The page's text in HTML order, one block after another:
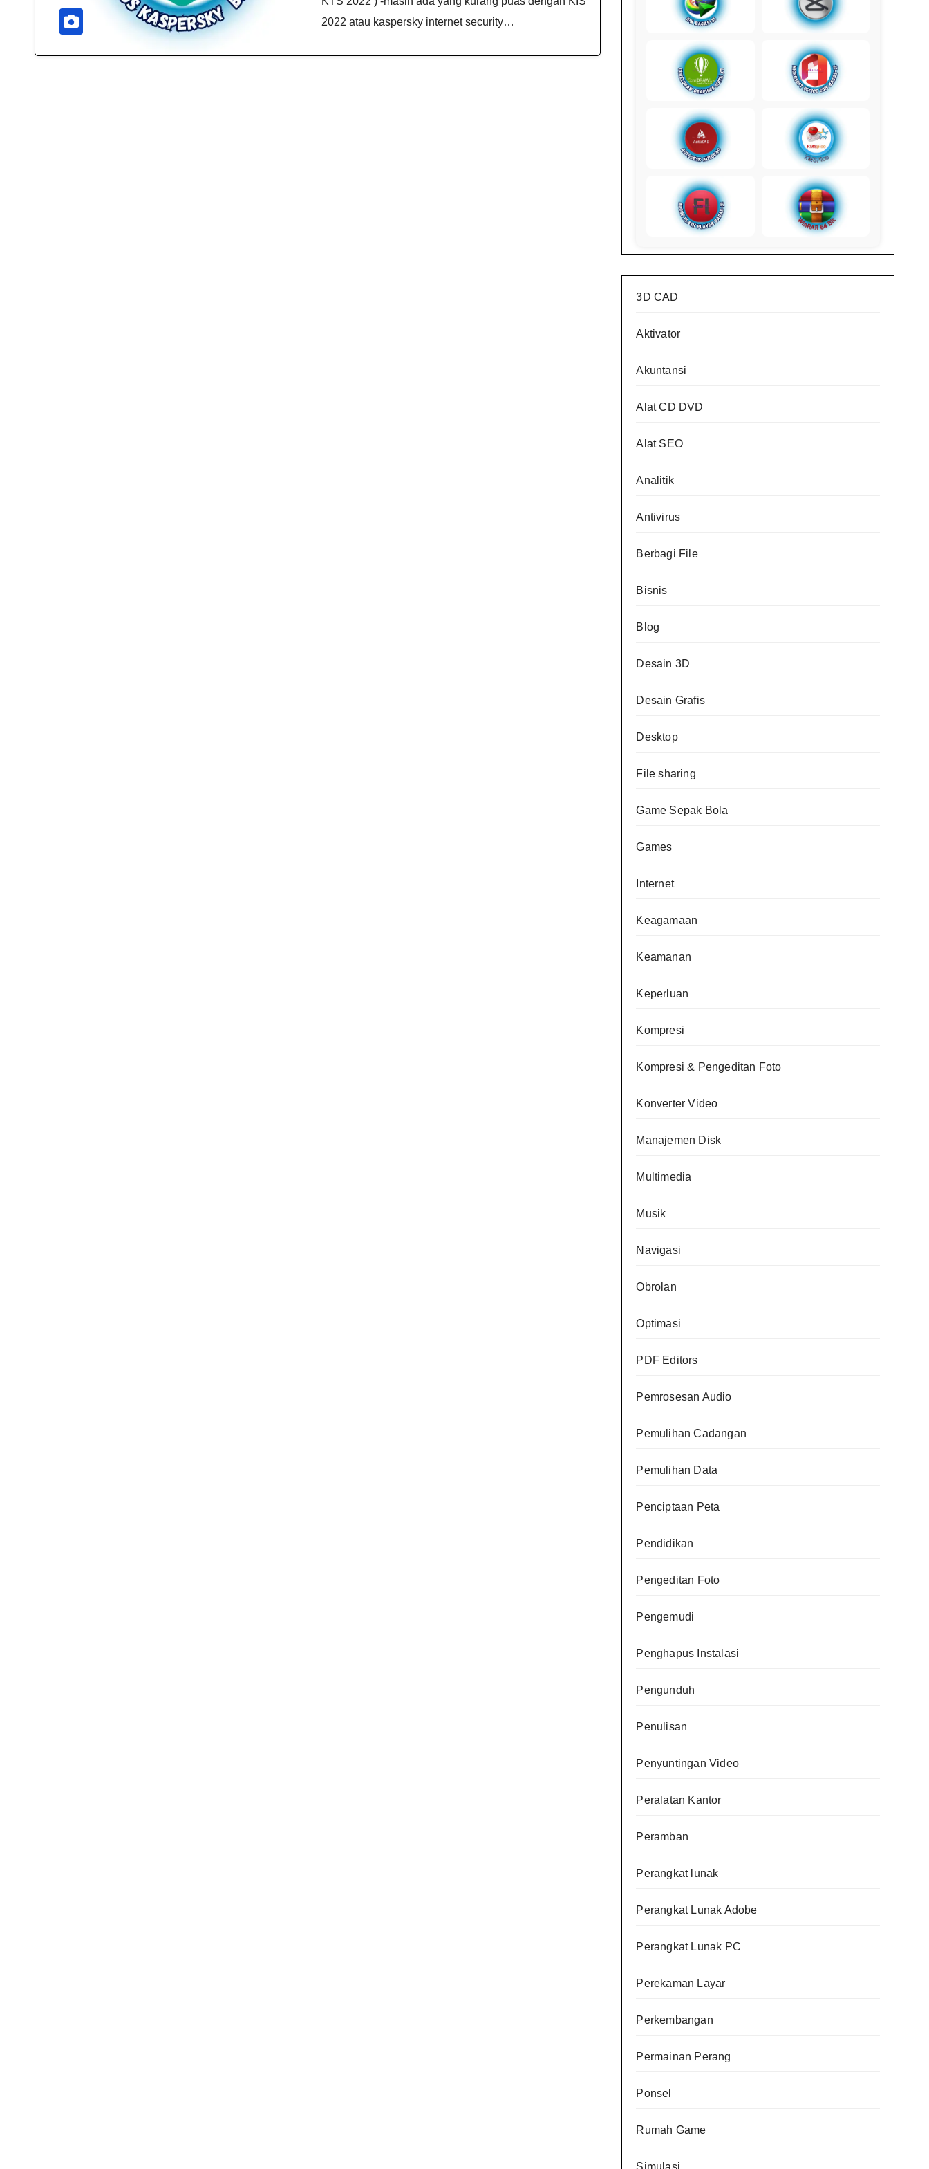
2022 atau kaspersky internet security…
3D CAD
Aktivator
Akuntansi
Alat CD DVD
Alat SEO
Analitik
Antivirus
Berbagi File
Bisnis
Blog
Desain 3D
Desain Grafis
Desktop
File sharing
Game Sepak Bola
Games
Internet
Keagamaan
Keamanan
Keperluan
Kompresi
Kompresi & Pengeditan Foto
Konverter Video
Manajemen Disk
Multimedia
Musik
Navigasi
Obrolan
Optimasi
PDF Editors
Pemrosesan Audio
Pemulihan Cadangan
Pemulihan Data
Penciptaan Peta
Pendidikan
Pengeditan Foto
Pengemudi
Penghapus Instalasi
Pengunduh
Penulisan
Penyuntingan Video
Peralatan Kantor
Peramban
Perangkat lunak
Perangkat Lunak Adobe
Perangkat Lunak PC
Perekaman Layar
Perkembangan
Permainan Perang
Ponsel
Rumah Game
Simulasi